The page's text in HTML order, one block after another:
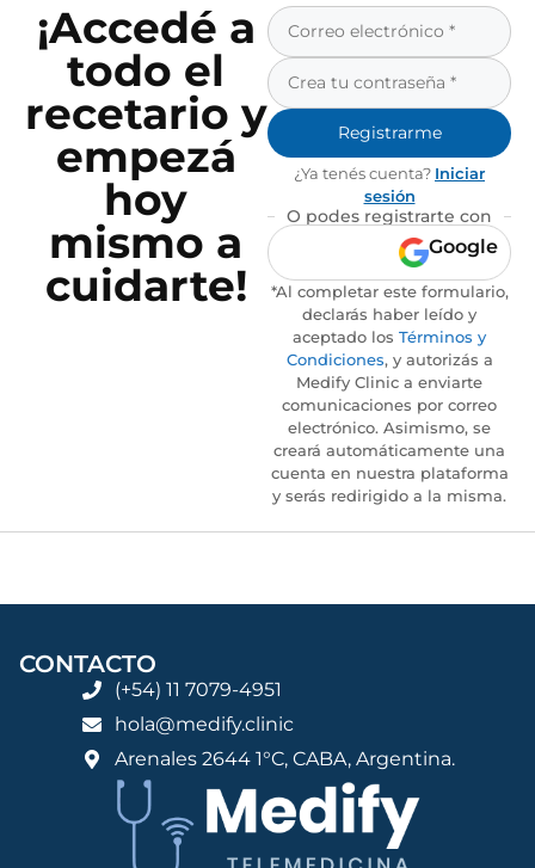
¡Accedé a
todo el
recetario y
empezá
hoy
mismo a
cuidarte!
Registrarme
¿Ya tenés cuenta? Iniciar
sesión
O podes registrarte con
Google
*Al completar este formulario,
declarás haber leído y
aceptado los Términos y
Condiciones, y autorizás a
Medify Clinic a enviarte
comunicaciones por correo
electrónico. Asimismo, se
creará automáticamente una
cuenta en nuestra plataforma
y serás redirigido a la misma.
CONTACTO
(+54) 11 7079-4951
hola@medify.clinic
Arenales 2644 1°C, CABA, Argentina.